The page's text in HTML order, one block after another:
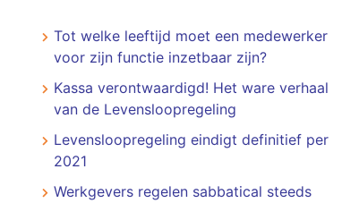
Tot welke leeftijd moet een medewerker
voor zijn functie inzetbaar zijn?
Kassa verontwaardigd! Het ware verhaal
van de Levensloopregeling
Levensloopregeling eindigt definitief per
2021
Werkgevers regelen sabbatical steeds